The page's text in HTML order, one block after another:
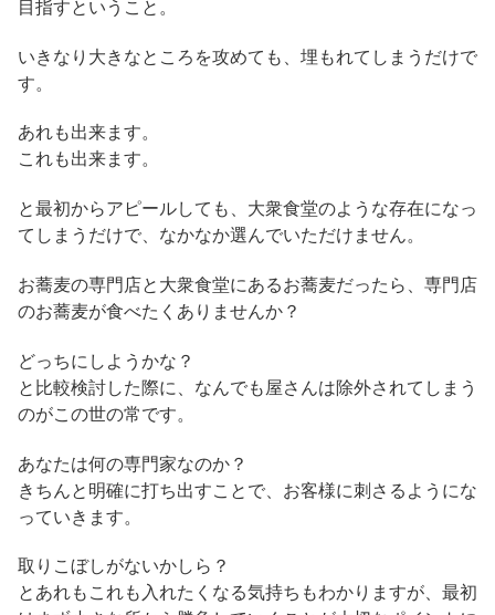
目指すということ。
いきなり大きなところを攻めても、埋もれてしまうだけで
す。
あれも出来ます。
これも出来ます。
と最初からアピールしても、大衆食堂のような存在になっ
てしまうだけで、なかなか選んでいただけません。
お蕎麦の専門店と大衆食堂にあるお蕎麦だったら、専門店
のお蕎麦が食べたくありませんか？
どっちにしようかな？
と比較検討した際に、なんでも屋さんは除外されてしまう
のがこの世の常です。
あなたは何の専門家なのか？
きちんと明確に打ち出すことで、お客様に刺さるようにな
っていきます。
取りこぼしがないかしら？
とあれもこれも入れたくなる気持ちもわかりますが、最初